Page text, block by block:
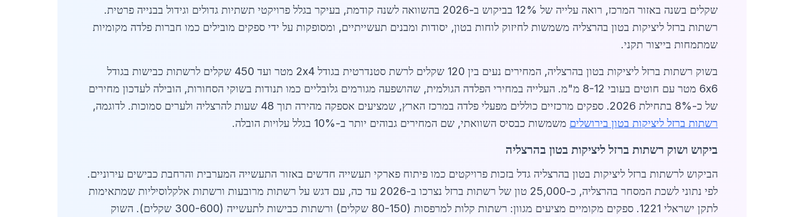
שקלים בשנה באזור המרכז, רואה עלייה של 12% בביקוש ב-2026 בהשוואה לשנה קודמת, בעיקר בגלל פרויקטי תשתיות גדולים וגידול בבנייה פרטית.
רשתות ברזל ליציקות בטון בהרצליה משמשות לחיזוק לוחות בטון, יסודות ומבנים תעשייתיים, ומסופקות על ידי ספקים מובילים כמו חברות פלדה מקומיות
שמתמחות בייצור תקני.
בשוק רשתות ברזל ליציקות בטון בהרצליה, המחירים נעים בין 120 שקלים לרשת סטנדרטית בגודל 2x4 מטר ועד 450 שקלים לרשתות כבישות בגודל
6x6 מטר עם חוטים בעובי 8-12 מ"מ. העלייה במחירי הפלדה הגולמית, שהושפעה מגורמים גלובליים כמו תנודות בשוקי הסחורות, הובילה לעדכון מחירים
של כ-8% בתחילת 2026. ספקים מרכזיים כוללים מפעלי פלדה במרכז הארץ, שמציעים אספקה מהירה תוך 48 שעות להרצליה ולערים סמוכות. לדוגמה,
רשתות ברזל ליציקות בטון בירושלים משמשות כבסיס השוואתי, שם המחירים גבוהים יותר ב-10% בגלל עלויות הובלה.
ביקוש ושוק רשתות ברזל ליציקות בטון בהרצליה
הביקוש לרשתות ברזל ליציקות בטון בהרצליה גדל בזכות פרויקטים כמו פיתוח פארקי תעשייה חדשים באזור התעשייה המערבית והרחבת כבישים עירוניים.
לפי נתוני לשכת המסחר בהרצליה, כ-25,000 טון של רשתות ברזל נצרכו ב-2026 עד כה, עם דגש על רשתות מרובעות ורשתות אלקלוסיליות שמתאימות
לתקן ישראלי 1221. ספקים מקומיים מציעים מגוון: רשתות קלות למרפסות (80-150 שקלים) ורשתות כבישות לתעשייה (300-600 שקלים). השוק